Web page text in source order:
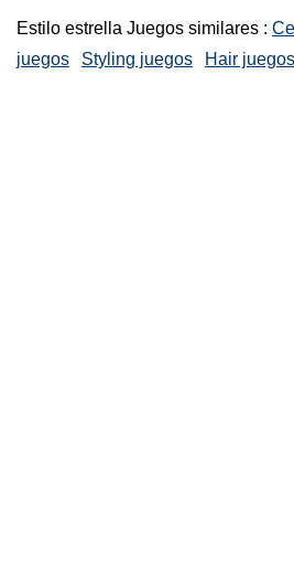
Estilo estrella Juegos similares :
juegos
Styling juegos Hair juegos